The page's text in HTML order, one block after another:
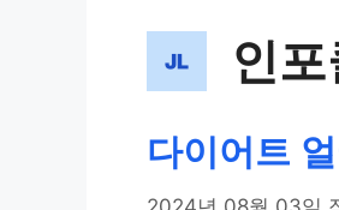
인
다이어트